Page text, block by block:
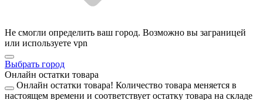
Не смогли определить ваш город. Возможно вы заграницей
или используете vpn
Выбрать город
Онлайн остатки товара
Онлайн остатки товара! Количество товара меняется в
настоящем времени и соответствует остатку товара на складе